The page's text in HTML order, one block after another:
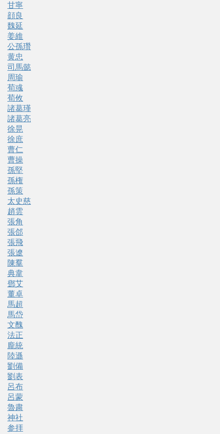
甘寧
顔良
魏延
姜維
公孫瓚
黄忠
司馬懿
周瑜
荀彧
荀攸
諸葛瑾
諸葛亮
徐晃
徐庶
曹仁
曹操
孫堅
孫権
孫策
太史慈
趙雲
張角
張郃
張飛
張遼
陳羣
典韋
鄧艾
董卓
馬超
馬岱
文醜
法正
龐統
陸遜
劉備
劉表
呂布
呂蒙
魯粛
神社
参拝